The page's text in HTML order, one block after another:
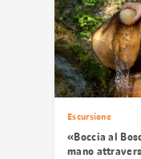
Escursione
«Boccia al
mano